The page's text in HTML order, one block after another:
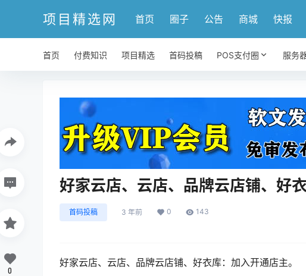
项目精选网 首页 圈子 公告 商城 快报
首页 付费知识 项目精选 首码投稿 POS支付圈 服务
好家云店、云店、品牌云店铺、好
首码投稿 3 年前 0 143
好家云店、云店、品牌云店铺、好衣库：加入开通店主。
0